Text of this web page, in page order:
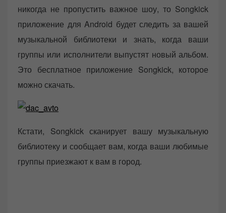
никогда не пропустить важное шоу, то Songkick
приложение для Android будет следить за вашей
музыкальной библиотеки и знать, когда ваши
группы или исполнители выпустят новый альбом.
Это бесплатное приложение Songkick, которое
можно скачать.
Кстати, Songkick сканирует вашу музыкальную
библиотеку и сообщает вам, когда ваши любимые
группы приезжают к вам в город.